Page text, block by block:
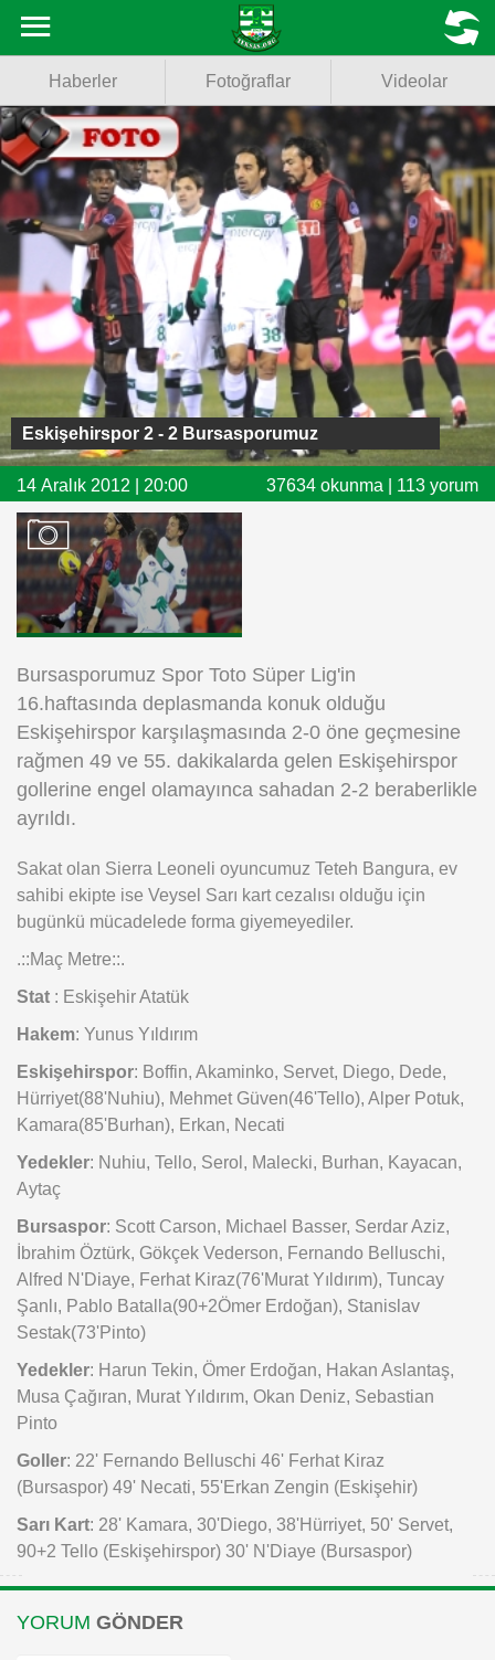
Fotoğraflar
Videolar
Basketbol
Voleybol
Puan Durumu
Fikstür
Facebook
Twitter
Instagram
Android
MENU
Haberler Fotoğraflar Videolar
Eskişehirspor 2 - 2 Bursasporumuz
14 Aralık 2012 | 20:00 37634 okunma | 113 yorum
Bursasporumuz Spor Toto Süper Lig'in
16.haftasında deplasmanda konuk olduğu
Eskişehirspor karşılaşmasında 2-0 öne geçmesine
rağmen 49 ve 55. dakikalarda gelen Eskişehirspor
gollerine engel olamayınca sahadan 2-2 beraberlikle
ayrıldı.
Sakat olan Sierra Leoneli oyuncumuz Teteh Bangura, ev
sahibi ekipte ise Veysel Sarı kart cezalısı olduğu için
bugünkü mücadelede forma giyemeyediler.
.::Maç Metre::.
Stat : Eskişehir Atatük
Hakem: Yunus Yıldırım
Eskişehirspor: Boffin, Akaminko, Servet, Diego, Dede,
Hürriyet(88'Nuhiu), Mehmet Güven(46'Tello), Alper Potuk,
Kamara(85'Burhan), Erkan, Necati
Yedekler: Nuhiu, Tello, Serol, Malecki, Burhan, Kayacan,
Aytaç
Bursaspor: Scott Carson, Michael Basser, Serdar Aziz,
İbrahim Öztürk, Gökçek Vederson, Fernando Belluschi,
Alfred N'Diaye, Ferhat Kiraz(76'Murat Yıldırım), Tuncay
Şanlı, Pablo Batalla(90+2Ömer Erdoğan), Stanislav
Sestak(73'Pinto)
Yedekler: Harun Tekin, Ömer Erdoğan, Hakan Aslantaş,
Musa Çağıran, Murat Yıldırım, Okan Deniz, Sebastian
Pinto
Goller: 22' Fernando Belluschi 46' Ferhat Kiraz
(Bursaspor) 49' Necati, 55'Erkan Zengin (Eskişehir)
Sarı Kart: 28' Kamara, 30'Diego, 38'Hürriyet, 50' Servet,
90+2 Tello (Eskişehirspor) 30' N'Diaye (Bursaspor)
YORUM GÖNDER